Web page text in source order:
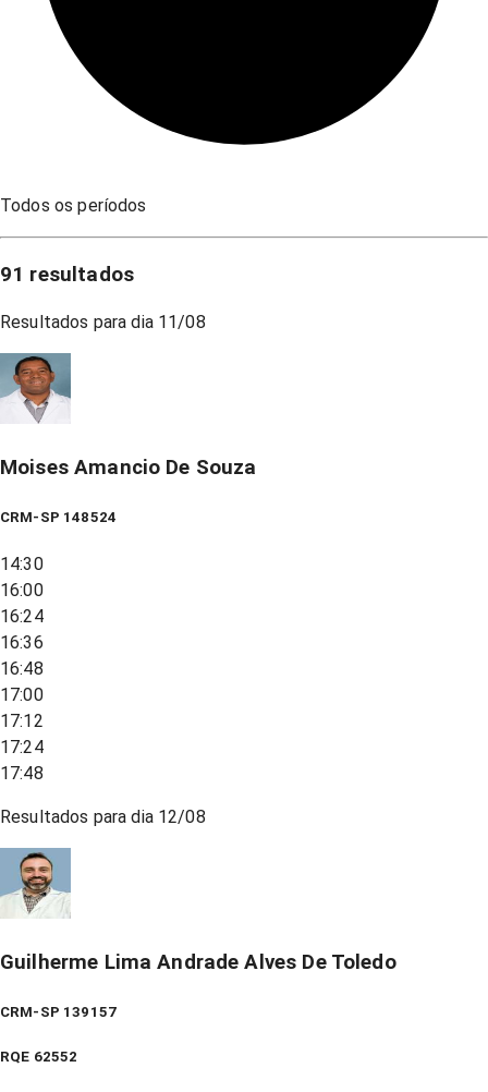
Todos os períodos
91 resultados
Resultados para dia 11/08
Moises Amancio De Souza
CRM-SP 148524
14:30
16:00
16:24
16:36
16:48
17:00
17:12
17:24
17:48
Resultados para dia 12/08
Guilherme Lima Andrade Alves De Toledo
CRM-SP 139157
RQE 62552